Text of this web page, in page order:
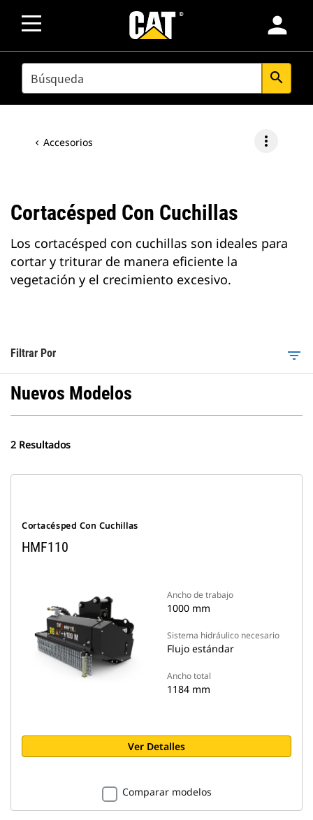
person
SEARCH search
Accesorios more_vert
Cortacésped Con Cuchillas
Los cortacésped con cuchillas son ideales para
cortar y triturar de manera eficiente la
vegetación y el crecimiento excesivo.
Filtrar Por filter_list
Nuevos Modelos
2 Resultados
Cortacésped Con Cuchillas
HMF110
Ancho de trabajo
1000 mm
Sistema hidráulico necesario
Flujo estándar
Ancho total
1184 mm
Ver Detalles
Comparar modelos